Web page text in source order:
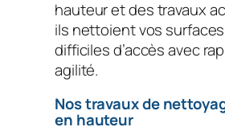
hauteur et des travaux
ils nettoient vos
difficiles d’accès avec
agilité.
Nos travaux de
en hauteur